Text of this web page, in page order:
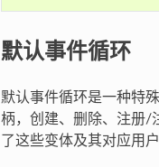
默认事件循环
默认事件循环是一种特
柄，创建、删除、注册/
了这些变体及其对应用